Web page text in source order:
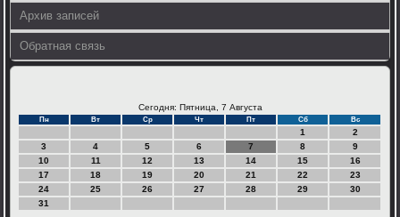
Архив записей
Обратная связь
Сегодня: Пятница, 7 Августа
Пн Вт Ср Чт Пт Сб Вс
1
2
3
4 5 6 7 8
9
10
11 12 13 14 15
16
17
18 19 20 21 22
23
24
25 26 27 28 29
30
31